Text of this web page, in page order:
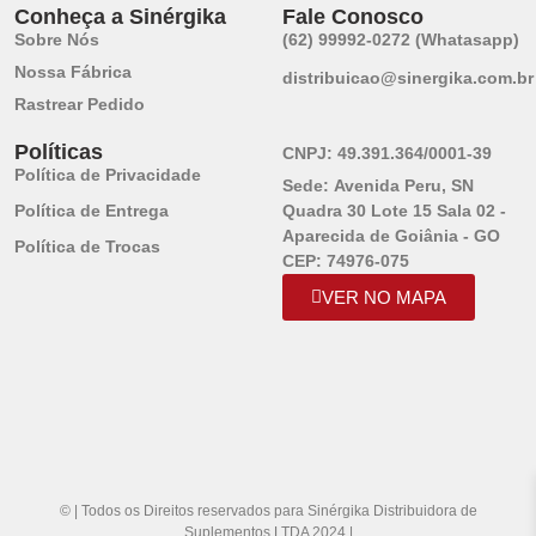
Conheça a Sinérgika
Sobre Nós
Nossa Fábrica
Rastrear Pedido
Fale Conosco
(62) 99992-0272 (Whatasapp)
distribuicao@sinergika.com.br
Políticas
Política de Privacidade
Política de Entrega
Política de Trocas
CNPJ: 49.391.364/0001-39
Sede: Avenida Peru, SN
Quadra 30 Lote 15 Sala 02 -
Aparecida de Goiânia - GO
CEP: 74976-075
VER NO MAPA
© | Todos os Direitos reservados para Sinérgika Distribuidora de
Suplementos LTDA 2024 |